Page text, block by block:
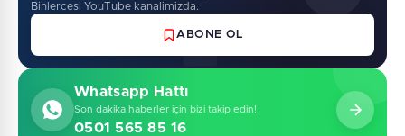
Binlercesi YouTube kanalimizda.
ABONE OL
Whatsapp Hattı
Son dakika haberler için bizi takip edin!
0501 565 85 16